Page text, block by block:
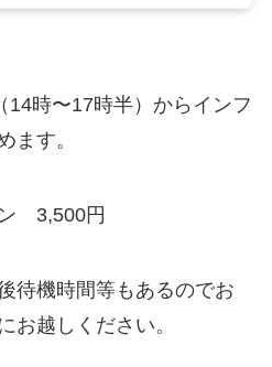
14時〜17時半）からインフ
ます。
3,500円
待機時間等もあるのでお
お越しください。